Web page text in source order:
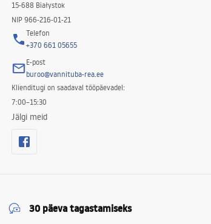
15-688 Białystok
NIP 966-216-01-21
Telefon
+370 661 05655
E-post
buroo@vannituba-rea.ee
Klienditugi on saadaval tööpäevadel:
7:00–15:30
Jälgi meid
30 päeva tagastamiseks